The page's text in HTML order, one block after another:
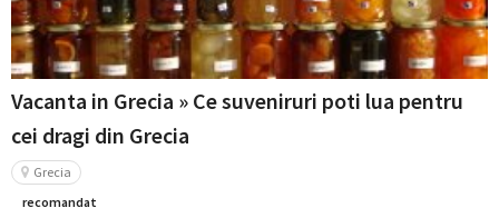
Vacanta in Grecia » Ce suveniruri poti lua pentru
cei dragi din Grecia
Grecia
recomandat